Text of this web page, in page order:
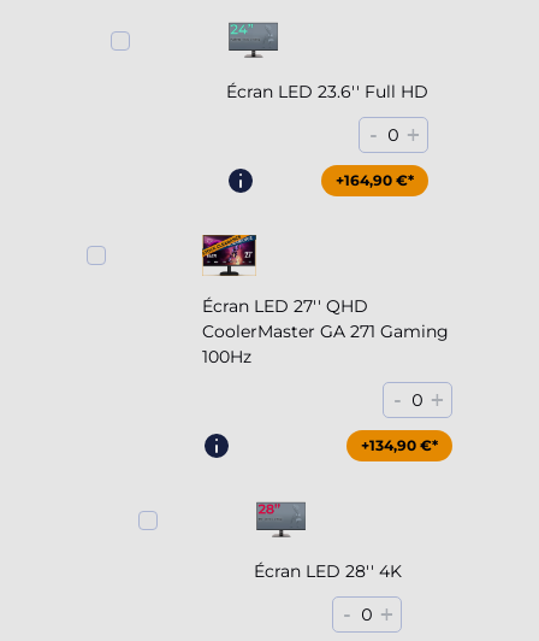
Écran LED 23.6'' Full HD
- 0 +
+164,90 €*
Écran LED 27'' QHD
CoolerMaster GA 271 Gaming
100Hz
- 0 +
+204,90 €*
+134,90 €*
Écran LED 28'' 4K
- 0 +